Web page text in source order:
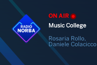
ON AIR
Music College
Rosaria Rollo,
Daniele Colacicco